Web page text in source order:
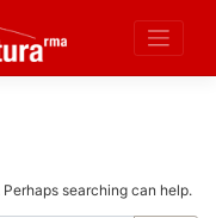
Perhaps searching can help.